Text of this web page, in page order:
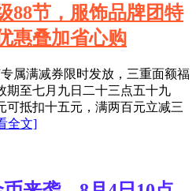
88节，服饰品牌团特
惠叠加省心购
属满减券限时发放，三重面额福
期至七月九日二十三点五十九
可抵扣十五元，满两百元立减三
全文]